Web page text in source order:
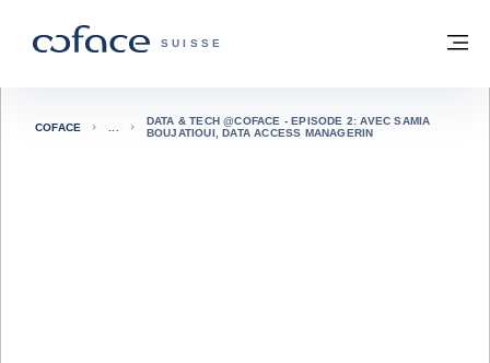
COFACE, FOR TRADE - PAGE
SUISSE
Retour à la page d'accueil
COFACE
DATA & TECH @COFACE - EPISODE 2: AVEC SAMIA
BOUJATIOUI, DATA ACCESS MANAGERIN